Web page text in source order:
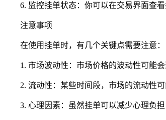
6. 监控挂单状态：你可以在交易界面查
注意事项
在使用挂单时，有几个关键点需要注意：
1. 市场波动性：市场价格的波动性可能
2. 流动性：某些时间段，市场的流动性
3. 心理因素：虽然挂单可以减少心理负